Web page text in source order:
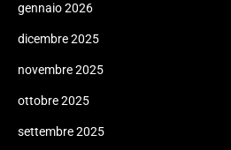
gennaio 2026
dicembre 2025
novembre 2025
ottobre 2025
settembre 2025